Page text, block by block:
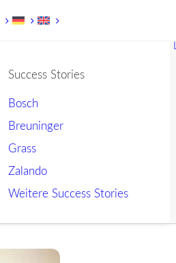
Success Stories
Bosch
Breuninger
Grass
Zalando
Weitere Success Stories